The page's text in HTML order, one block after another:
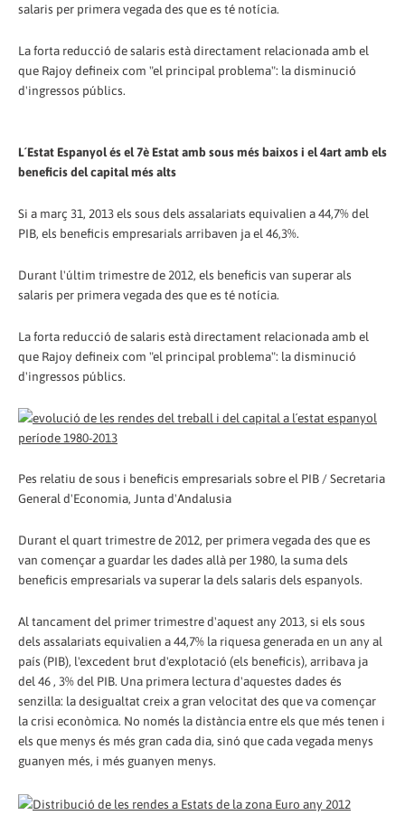
salaris per primera vegada des que es té notícia.
La forta reducció de salaris està directament relacionada amb el
que Rajoy defineix com "el principal problema": la disminució
d'ingressos públics.
L´Estat Espanyol és el 7è Estat amb sous més baixos i el 4art amb els
beneficis del capital més alts
Si a març 31, 2013 els sous dels assalariats equivalien a 44,7% del
PIB, els beneficis empresarials arribaven ja el 46,3%.
Durant l'últim trimestre de 2012, els beneficis van superar als
salaris per primera vegada des que es té notícia.
La forta reducció de salaris està directament relacionada amb el
que Rajoy defineix com "el principal problema": la disminució
d'ingressos públics.
Pes relatiu de sous i beneficis empresarials sobre el PIB / Secretaria
General d'Economia, Junta d'Andalusia
Durant el quart trimestre de 2012, per primera vegada des que es
van començar a guardar les dades allà per 1980, la suma dels
beneficis empresarials va superar la dels salaris dels espanyols.
Al tancament del primer trimestre d'aquest any 2013, si els sous
dels assalariats equivalien a 44,7% la riquesa generada en un any al
país (PIB), l'excedent brut d'explotació (els beneficis), arribava ja
del 46 , 3% del PIB. Una primera lectura d'aquestes dades és
senzilla: la desigualtat creix a gran velocitat des que va començar
la crisi econòmica. No només la distància entre els que més tenen i
els que menys és més gran cada dia, sinó que cada vegada menys
guanyen més, i més guanyen menys.